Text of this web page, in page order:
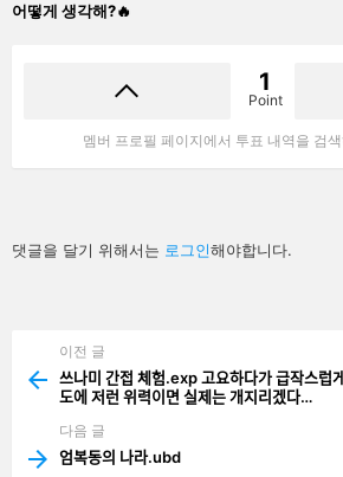
어떻게 생각해?🔥
1
Point
멤버 프로필 페이지에서 투표 내역을 검
답
글
댓글을 달기 위해서는 로그인해야합니다.
more
이전 글
쓰나미 간접 체험.exp 고요하다가
도에 저런 위력이면 실제는 개지리겠다…
다음 글
엄복동의 나라.ubd